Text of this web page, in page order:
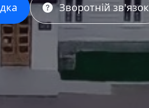
Зворотній зв'язок